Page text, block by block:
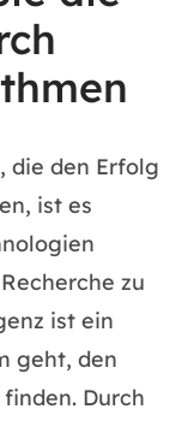
die den Erfolg
ist es
zu
ist ein
geht, den
Durch